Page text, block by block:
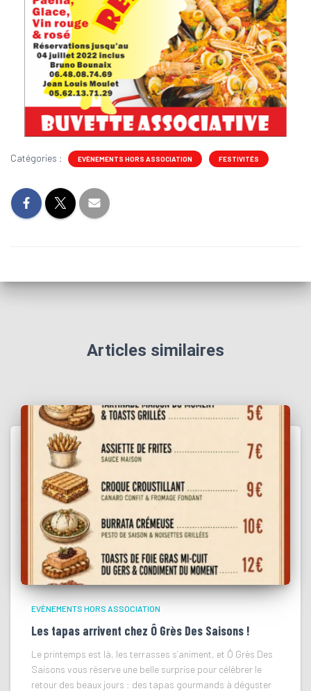
Catégories : EVÈNEMENTS HORS ASSOCIATION FESTIVITÉS
Articles similaires
EVÈNEMENTS HORS ASSOCIATION
Les tapas arrivent chez Ô Grès Des Saisons !
Le printemps est là, les terrasses s’animent, et Ô Grès Des
Saisons vous réserve une belle surprise pour célébrer le
retour des beaux jours : des tapas gourmands à déguster